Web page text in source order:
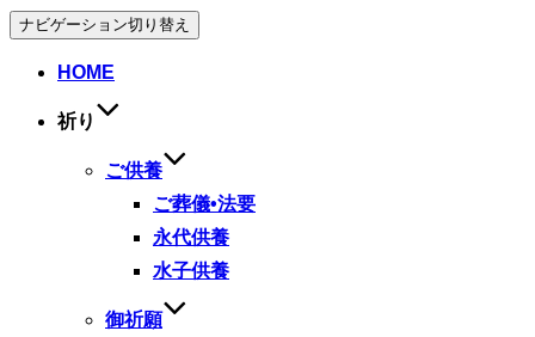
ナビゲーション切り替え
HOME
祈り
ご供養
ご葬儀•法要
永代供養
水子供養
御祈願